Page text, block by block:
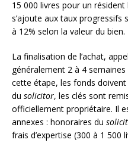
15 000 livres pour un
s’ajoute aux taux progressifs
à 12% selon la valeur du bien.
La finalisation de l’achat,
généralement 2 à 4
cette étape, les fonds
du solicitor, les clés sont
officiellement propriétaire. Il
annexes : honoraires du
frais d’expertise (300 à 1 500